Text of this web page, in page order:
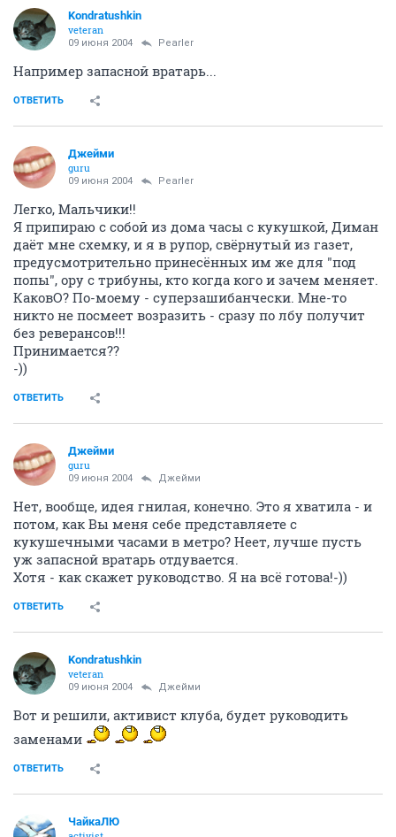
Kondratushkin
veteran
09 июня 2004 Pearler
Например запасной вратарь...
ОТВЕТИТЬ
Джейми
guru
09 июня 2004 Pearler
Легко, Мальчики!!
Я припираю с собой из дома часы с кукушкой, Диман
даёт мне схемку, и я в рупор, свёрнутый из газет,
предусмотрительно принесённых им же для "под
попы", ору с трибуны, кто когда кого и зачем меняет.
КаковО? По-моему - суперзашибанчески. Мне-то
никто не посмеет возразить - сразу по лбу получит
без реверансов!!!
Принимается??
-))
ОТВЕТИТЬ
Джейми
guru
09 июня 2004 Джейми
Нет, вообще, идея гнилая, конечно. Это я хватила - и
потом, как Вы меня себе представляете с
кукушечными часами в метро? Неет, лучше пусть
уж запасной вратарь отдувается.
Хотя - как скажет руководство. Я на всё готова!-))
ОТВЕТИТЬ
Kondratushkin
veteran
09 июня 2004 Джейми
Вот и решили, активист клуба, будет руководить
заменами
ОТВЕТИТЬ
ЧайкаЛЮ